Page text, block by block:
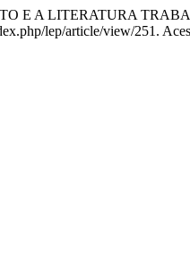
E A LITERATURA
lep/article/view/251.